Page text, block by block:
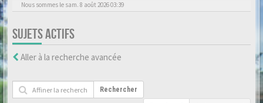
Nous sommes le sam. 8 août 2026 03:39
SUJETS ACTIFS
Aller à la recherche avancée
Rechercher